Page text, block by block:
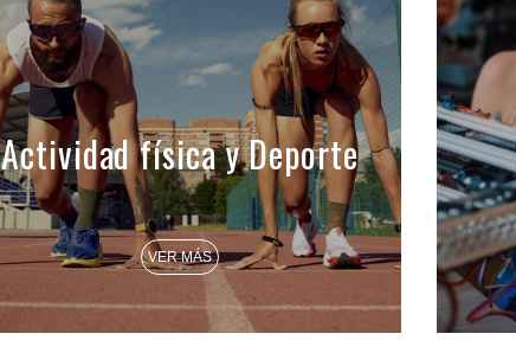
Actividad física y Deporte
VER MÁS